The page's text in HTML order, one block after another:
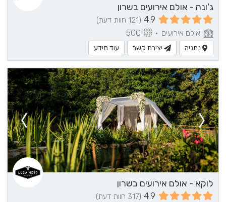
ג'ונה - אולם אירועים בשרון
4.9 (121 חוות דעת)
אולם אירועים •
נתניה יצירת קשר עוד מידע
לוקא - אולם אירועים בשרון
4.9 (317 חוות דעת)